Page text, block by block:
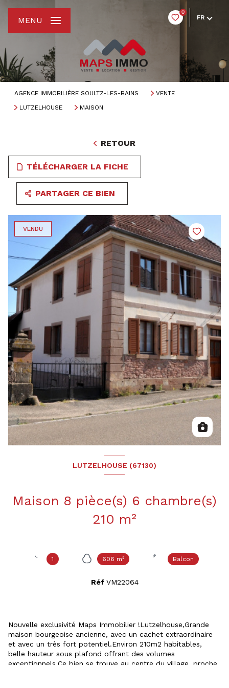
0
FR
MENU
AGENCE IMMOBILIÈRE SOULTZ-LES-BAINS
VENTE
LUTZELHOUSE
MAISON
RETOUR
TÉLÉCHARGER LA FICHE
PARTAGER CE BIEN
VENDU
LUTZELHOUSE (67130)
Maison 8 pièce(s) 6 chambre(s)
210 m²
1 606 m² Balcon
Réf VM22064
Nouvelle exclusivité Maps Immobilier !Lutzelhouse,Grande
maison bourgeoise ancienne, avec un cachet extraordinaire
et avec un très fort potentiel.Environ 210m2 habitables,
belle hauteur sous plafond offrant des volumes
exceptionnels.Ce bien se trouve au centre du village, proche